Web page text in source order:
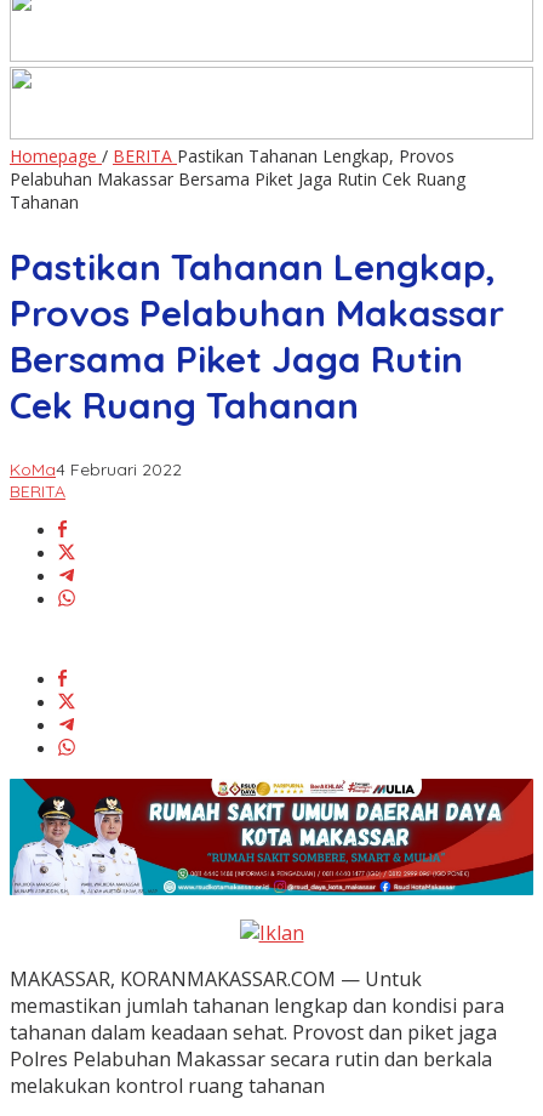
Homepage / BERITA Pastikan Tahanan Lengkap, Provos
Pelabuhan Makassar Bersama Piket Jaga Rutin Cek Ruang
Tahanan
Pastikan Tahanan Lengkap,
Provos Pelabuhan Makassar
Bersama Piket Jaga Rutin
Cek Ruang Tahanan
KoMa4 Februari 2022
BERITA
MAKASSAR, KORANMAKASSAR.COM — Untuk
memastikan jumlah tahanan lengkap dan kondisi para
tahanan dalam keadaan sehat. Provost dan piket jaga
Polres Pelabuhan Makassar secara rutin dan berkala
melakukan kontrol ruang tahanan